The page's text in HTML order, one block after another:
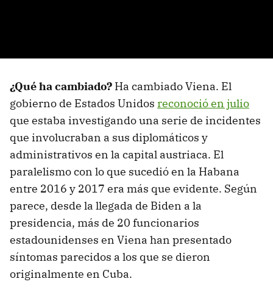
¿Qué ha cambiado? Ha cambiado Viena. El
gobierno de Estados Unidos reconoció en julio
que estaba investigando una serie de incidentes
que involucraban a sus diplomáticos y
administrativos en la capital austriaca. El
paralelismo con lo que sucedió en la Habana
entre 2016 y 2017 era más que evidente. Según
parece, desde la llegada de Biden a la
presidencia, más de 20 funcionarios
estadounidenses en Viena han presentado
síntomas parecidos a los que se dieron
originalmente en Cuba.